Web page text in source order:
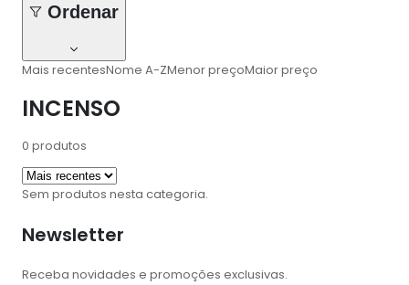
Ordenar
Mais recentesNome A-ZMenor preçoMaior preço
INCENSO
0 produtos
Sem produtos nesta categoria.
Newsletter
Receba novidades e promoções exclusivas.